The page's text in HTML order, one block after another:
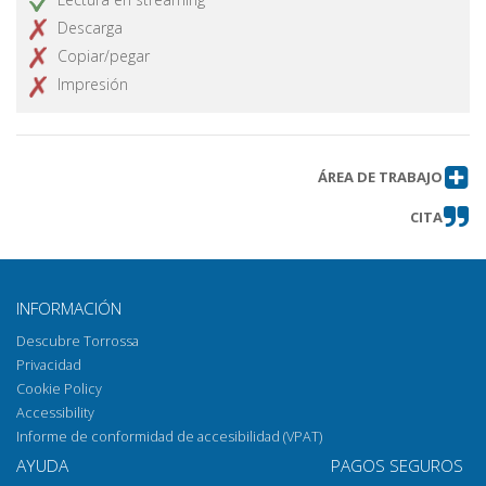
Descarga
Copiar/pegar
Impresión
ÁREA DE TRABAJO
CITA
INFORMACIÓN
Descubre Torrossa
Privacidad
Cookie Policy
Accessibility
Informe de conformidad de accesibilidad (VPAT)
AYUDA PAGOS SEGUROS